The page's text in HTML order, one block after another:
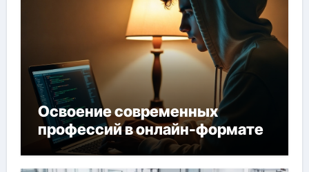
Освоение современных
профессий в онлайн-формате